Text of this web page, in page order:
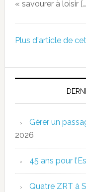
« savourer à loisir
Plus d'article de
Gérer un
2026
45 ans pour
Quatre ZRT à